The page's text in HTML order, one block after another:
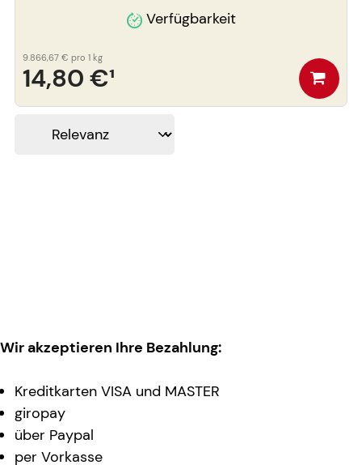
Verfügbarkeit
14,80 €¹
9.866,67 € pro 1 kg
Wir akzeptieren Ihre Bezahlung:
Kreditkarten VISA und MASTER
giropay
über Paypal
per Vorkasse